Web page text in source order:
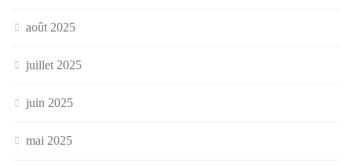
août 2025
juillet 2025
juin 2025
mai 2025